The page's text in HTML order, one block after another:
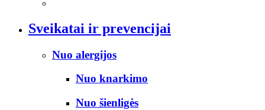
Sveikatai ir prevencijai
Nuo alergijos
Nuo knarkimo
Nuo šienligės